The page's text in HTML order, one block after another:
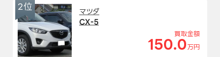
2位
マツダ
CX-5
買取金額
150.0 万円